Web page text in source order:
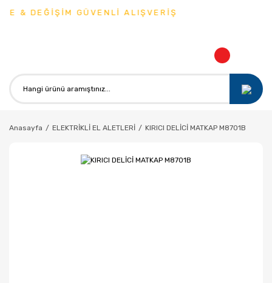
& DEĞİŞİM GÜVENLİ ALIŞVERİŞ
Anasayfa ELEKTRİKLİ EL ALETLERİ KIRICI DELİCİ MATKAP M8701B